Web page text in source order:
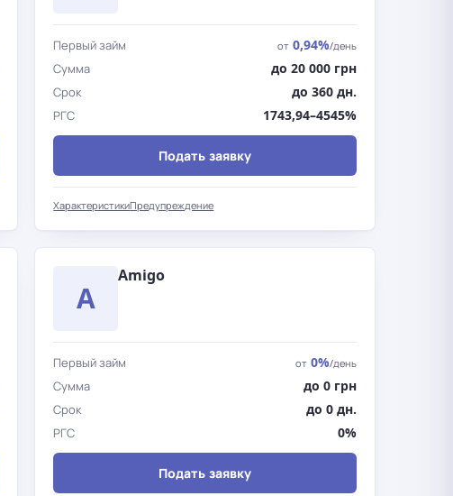
Первый займ от 0,94%/день
Сумма до 20 000 грн
Срок до 360 дн.
РГС 1743,94–4545%
Подать заявку
ХарактеристикиПредупреждение
A
Amigo
Первый займ от 0%/день
Сумма до 0 грн
Срок до 0 дн.
РГС 0%
Подать заявку